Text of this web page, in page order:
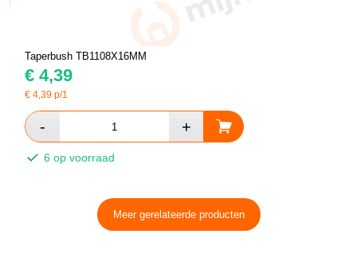
Taperbush TB1108X16MM
€ 4,39
€4,39 p/1
6 op voorraad
Meer gerelateerde producten